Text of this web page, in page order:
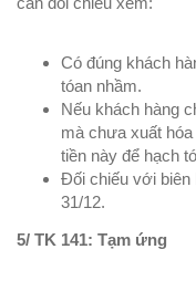
Có đúng khách
tóan nhầm.
Nếu khách hàng
mà chưa xuất
tiền này để hạch
Đối chiếu với biên
31/12.
5/ TK 141: Tạm ứng